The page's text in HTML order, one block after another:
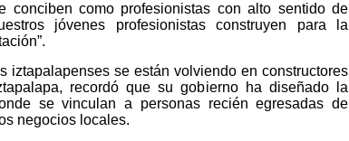
conciben como profesionistas con alto sentido de
jóvenes profesionistas construyen para la
iztapalapenses se están volviendo en constructores
recordó que su gobierno ha diseñado la
se vinculan a personas recién egresadas de
negocios locales.